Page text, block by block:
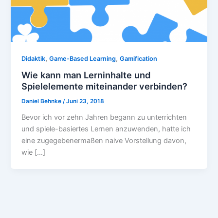
Didaktik,Game-Based Learning,Gamification
Wie kann man Lerninhalte und
Spielelemente miteinander verbinden?
Daniel Behnke/Juni 23, 2018
Bevor ich vor zehn Jahren begann zu unterrichten
und spiele-basiertes Lernen anzuwenden, hatte ich
eine zugegebenermaßen naive Vorstellung davon,
wie […]